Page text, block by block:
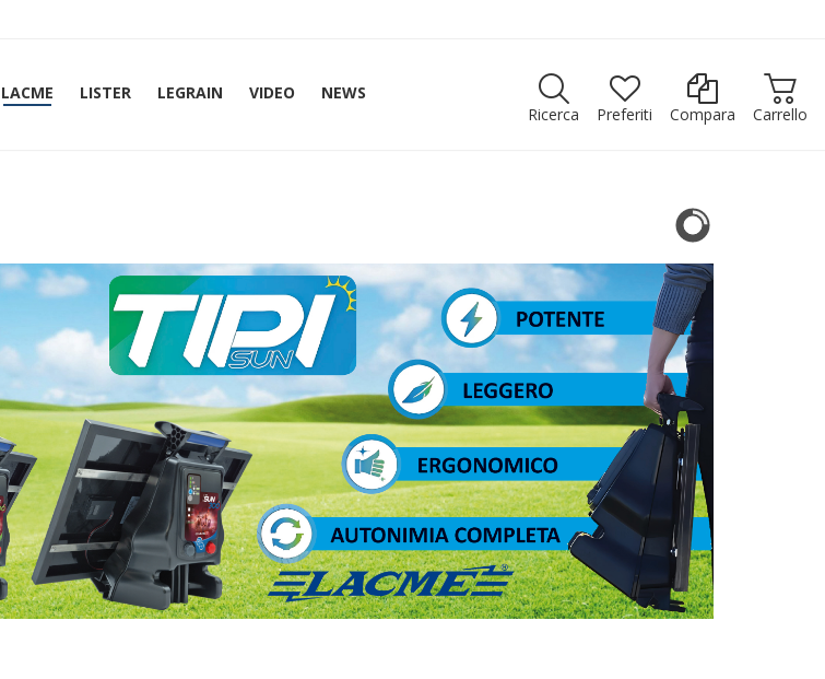
LACME LISTER LEGRAIN VIDEO
NEWS
Ricerca
Preferiti Compara Carrello